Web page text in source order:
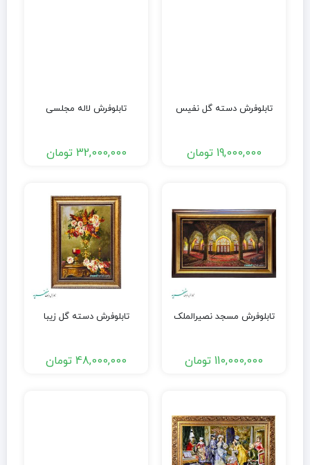
تابلوفرش دسته گل نفیس
19,000,000 تومان
تابلوفرش لاله مجلسی
32,000,000 تومان
تابلوفرش مسجد نصیرالملک
110,000,000 تومان
تابلوفرش دسته گل زیبا
48,000,000 تومان